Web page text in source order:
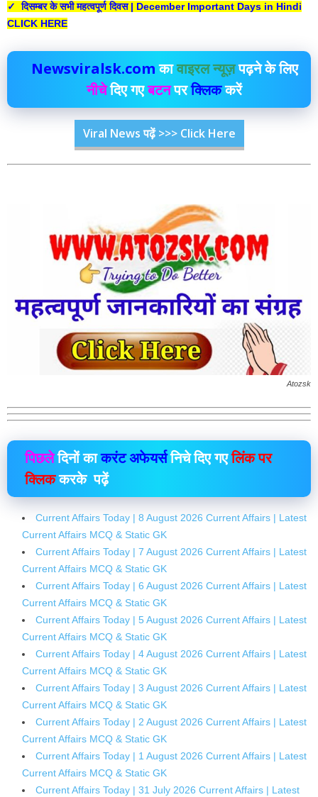
✓ दिसम्बर के सभी महत्वपूर्ण दिवस | December Important Days in Hindi
CLICK HERE
Newsviralsk.comकावाइरल न्यूज़पढ़ने के लिए
नीचेदिए गएबटनपरक्लिककरें
Viral News पढ़ें >>> Click Here
Atozsk
पिछलेदिनों काकरंट अफेयर्सनिचे दिए गएलिंक पर
क्लिककरके पढ़ें
Current Affairs Today | 8 August 2026 Current Affairs | Latest
Current Affairs MCQ & Static GK
Current Affairs Today | 7 August 2026 Current Affairs | Latest
Current Affairs MCQ & Static GK
Current Affairs Today | 6 August 2026 Current Affairs | Latest
Current Affairs MCQ & Static GK
Current Affairs Today | 5 August 2026 Current Affairs | Latest
Current Affairs MCQ & Static GK
Current Affairs Today | 4 August 2026 Current Affairs | Latest
Current Affairs MCQ & Static GK
Current Affairs Today | 3 August 2026 Current Affairs | Latest
Current Affairs MCQ & Static GK
Current Affairs Today | 2 August 2026 Current Affairs | Latest
Current Affairs MCQ & Static GK
Current Affairs Today | 1 August 2026 Current Affairs | Latest
Current Affairs MCQ & Static GK
Current Affairs Today | 31 July 2026 Current Affairs | Latest